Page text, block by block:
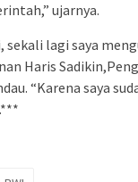
ujarnya.
lagi saya
Haris
“Karena saya